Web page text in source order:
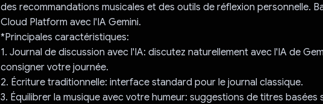
des recommandations musicales et des outils de réflexion personnelle.
Cloud Platform avec l'IA Gemini.
*Principales caractéristiques:
1. Journal de discussion avec l'IA: discutez naturellement avec l'IA de
consigner votre journée.
2. Écriture traditionnelle: interface standard pour le journal classique.
3. Équilibrer la musique avec votre humeur: suggestions de titres basées